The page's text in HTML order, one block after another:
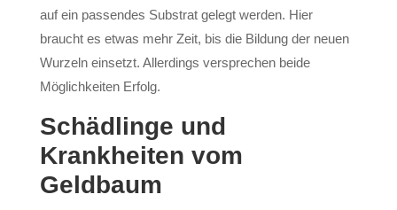
auf ein passendes Substrat gelegt werden. Hier
braucht es etwas mehr Zeit, bis die Bildung der neuen
Wurzeln einsetzt. Allerdings versprechen beide
Möglichkeiten Erfolg.
Schädlinge und
Krankheiten vom
Geldbaum